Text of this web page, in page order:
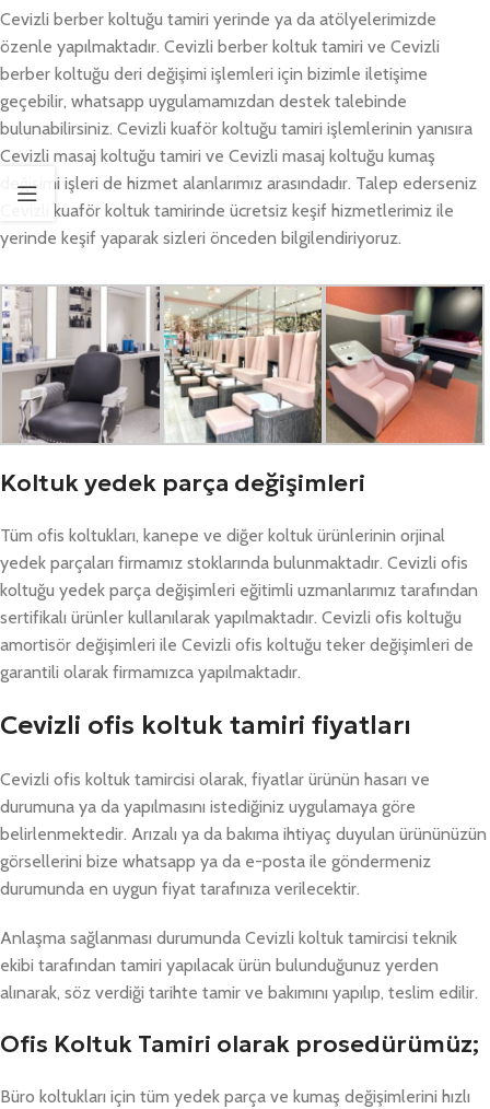
Cevizli berber koltuğu tamiri yerinde ya da atölyelerimizde
özenle yapılmaktadır. Cevizli berber koltuk tamiri ve Cevizli
berber koltuğu deri değişimi işlemleri için bizimle iletişime
geçebilir, whatsapp uygulamamızdan destek talebinde
bulunabilirsiniz. Cevizli kuaför koltuğu tamiri işlemlerinin yanısıra
Cevizli masaj koltuğu tamiri ve Cevizli masaj koltuğu kumaş
değişimi işleri de hizmet alanlarımız arasındadır. Talep ederseniz
Cevizli kuaför koltuk tamirinde ücretsiz keşif hizmetlerimiz ile
yerinde keşif yaparak sizleri önceden bilgilendiriyoruz.
Koltuk yedek parça değişimleri
Tüm ofis koltukları, kanepe ve diğer koltuk ürünlerinin orjinal
yedek parçaları firmamız stoklarında bulunmaktadır. Cevizli ofis
koltuğu yedek parça değişimleri eğitimli uzmanlarımız tarafından
sertifikalı ürünler kullanılarak yapılmaktadır. Cevizli ofis koltuğu
amortisör değişimleri ile Cevizli ofis koltuğu teker değişimleri de
garantili olarak firmamızca yapılmaktadır.
Cevizli ofis koltuk tamiri fiyatları
Cevizli ofis koltuk tamircisi olarak, fiyatlar ürünün hasarı ve
durumuna ya da yapılmasını istediğiniz uygulamaya göre
belirlenmektedir. Arızalı ya da bakıma ihtiyaç duyulan ürününüzün
görsellerini bize whatsapp ya da e-posta ile göndermeniz
durumunda en uygun fiyat tarafınıza verilecektir.
Anlaşma sağlanması durumunda Cevizli koltuk tamircisi teknik
ekibi tarafından tamiri yapılacak ürün bulunduğunuz yerden
alınarak, söz verdiği tarihte tamir ve bakımını yapılıp, teslim edilir.
Ofis Koltuk Tamiri olarak prosedürümüz;
Büro koltukları için tüm yedek parça ve kumaş değişimlerini hızlı